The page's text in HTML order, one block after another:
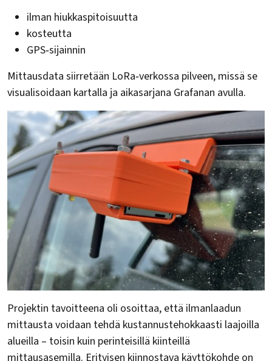
ilman hiukkaspitoisuutta
kosteutta
GPS‑sijainnin
Mittausdata siirretään LoRa‑verkossa pilveen, missä se
visualisoidaan kartalla ja aikasarjana Grafanan avulla.
Projektin tavoitteena oli osoittaa, että ilmanlaadun
mittausta voidaan tehdä kustannustehokkaasti laajoilla
alueilla – toisin kuin perinteisillä kiinteillä
mittausasemilla. Erityisen kiinnostava käyttökohde on